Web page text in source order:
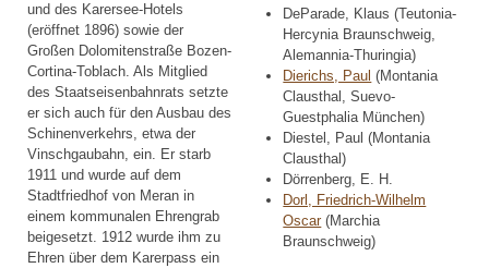
und des Karersee-Hotels
(eröffnet 1896) sowie der
Großen Dolomitenstraße Bozen-
Cortina-Toblach. Als Mitglied
des Staatseisenbahnrats setzte
er sich auch für den Ausbau des
Schinenverkehrs, etwa der
Vinschgaubahn, ein. Er starb
1911 und wurde auf dem
Stadtfriedhof von Meran in
einem kommunalen Ehrengrab
beigesetzt. 1912 wurde ihm zu
Ehren über dem Karerpass ein
DeParade, Klaus (Teutonia-
Hercynia Braunschweig,
Alemannia-Thuringia)
Dierichs, Paul (Montania
Clausthal, Suevo-
Guestphalia München)
Diestel, Paul (Montania
Clausthal)
Dörrenberg, E. H.
Dorl, Friedrich-Wilhelm
Oscar (Marchia
Braunschweig)